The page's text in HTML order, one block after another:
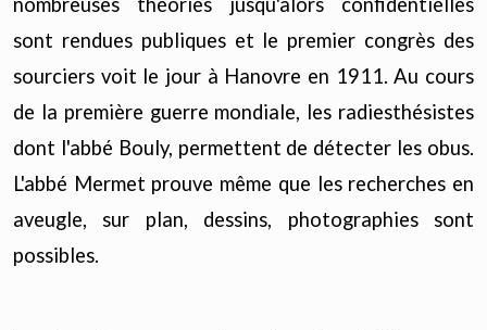
sont rendues publiques et le premier congrès des
sourciers voit le jour à Hanovre en 1911. Au cours
de la première guerre mondiale, les radiesthésistes
dont l'abbé Bouly, permettent de détecter les obus.
L'abbé Mermet prouve même que les recherches en
aveugle, sur plan, dessins, photographies sont
possibles.